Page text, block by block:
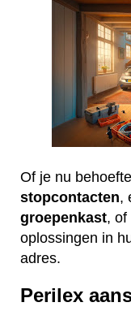
Of je nu
stopcontacten,
groepenkast, of
oplossingen in
adres.
Perilex